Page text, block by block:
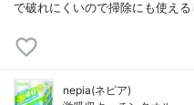
で破れにくいので掃除にも使え
nepia(ネピア)